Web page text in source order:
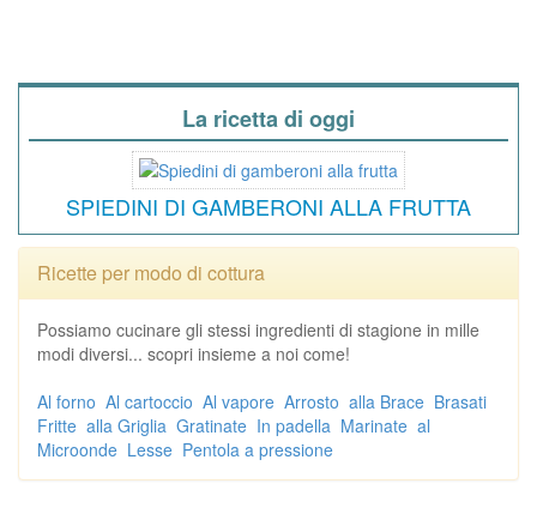
La ricetta di oggi
SPIEDINI DI GAMBERONI ALLA FRUTTA
Ricette per modo di cottura
Possiamo cucinare gli stessi ingredienti di stagione in mille
modi diversi... scopri insieme a noi come!
Al forno Al cartoccio Al vapore Arrosto alla Brace Brasati
Fritte alla Griglia Gratinate In padella Marinate al
Microonde Lesse Pentola a pressione